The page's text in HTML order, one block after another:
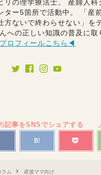
リの理学療法士。 産婦人科
ター5箇所で活動中。 「産
方ないで終わらせない」を
への正しい知識の普及に取
ロフィールこちら◀︎
ラム
産後ママ向け